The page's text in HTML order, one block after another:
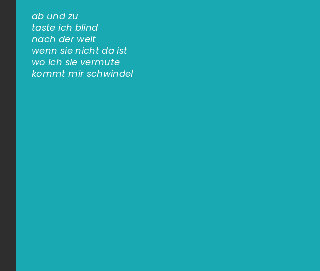
ab und zu
taste ich blind
nach der welt
wenn sie nicht da ist
wo ich sie vermute
kommt mir schwindel